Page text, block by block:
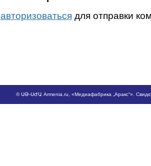
авторизоваться для отправки
©ՍԹ-ՍԺԱ Armenia.ru , «Медиафабрика „Аракс“».